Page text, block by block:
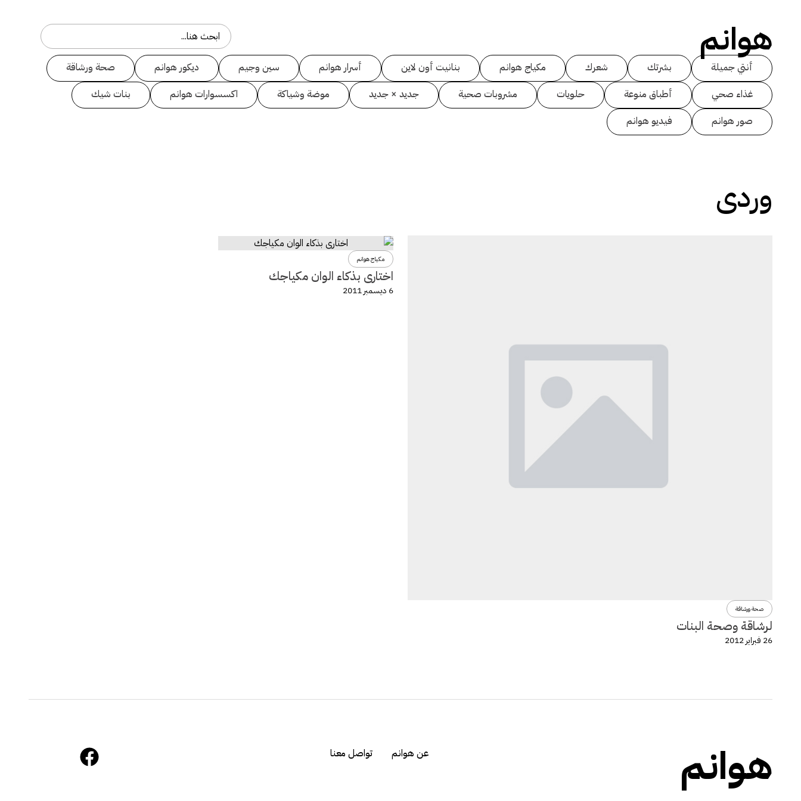
هوانم
أنتي جميلة بشرتك شعرك مكياج هوانم بنانيت أون لاين أسرار هوانم سين وجيم ديكور هوانم
صحة ورشاقة
غذاء صحي
أطباق منوعة حلويات مشروبات صحية جديد × جديد موضة وشياكة اكسسوارات هوانم
بنات شيك
صور هوانم
فيديو هوانم
وردى
صحة ورشاقة
لرشاقة وصحة البنات
26 فبراير 2012
مكياج هوانم
اختارى بذكاء الوان مكياجك
6 ديسمبر 2011
هوانم عن هوانم تواصل معنا